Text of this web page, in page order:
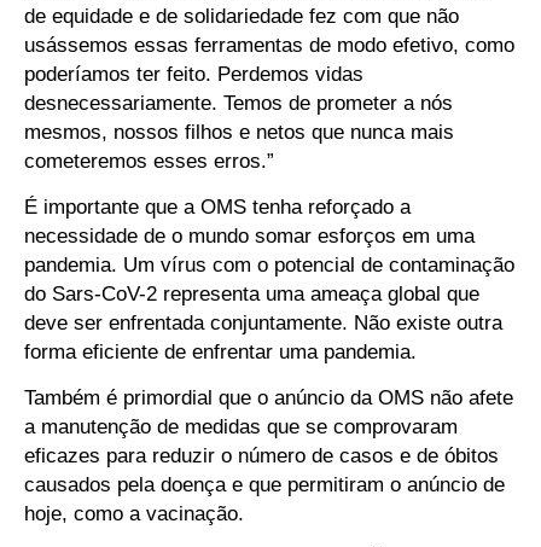
de equidade e de solidariedade fez com que não
usássemos essas ferramentas de modo efetivo, como
poderíamos ter feito. Perdemos vidas
desnecessariamente. Temos de prometer a nós
mesmos, nossos filhos e netos que nunca mais
cometeremos esses erros.”
É importante que a OMS tenha reforçado a
necessidade de o mundo somar esforços em uma
pandemia. Um vírus com o potencial de contaminação
do Sars-CoV-2 representa uma ameaça global que
deve ser enfrentada conjuntamente. Não existe outra
forma eficiente de enfrentar uma pandemia.
Também é primordial que o anúncio da OMS não afete
a manutenção de medidas que se comprovaram
eficazes para reduzir o número de casos e de óbitos
causados pela doença e que permitiram o anúncio de
hoje, como a vacinação.